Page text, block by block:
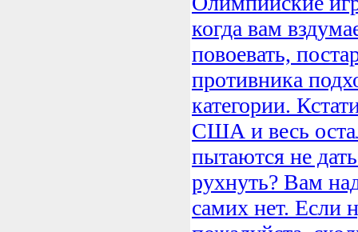
когда вам
повоевать,
противника
категории.
США и весь
пытаются не
рухнуть? Вам
самих нет. Если